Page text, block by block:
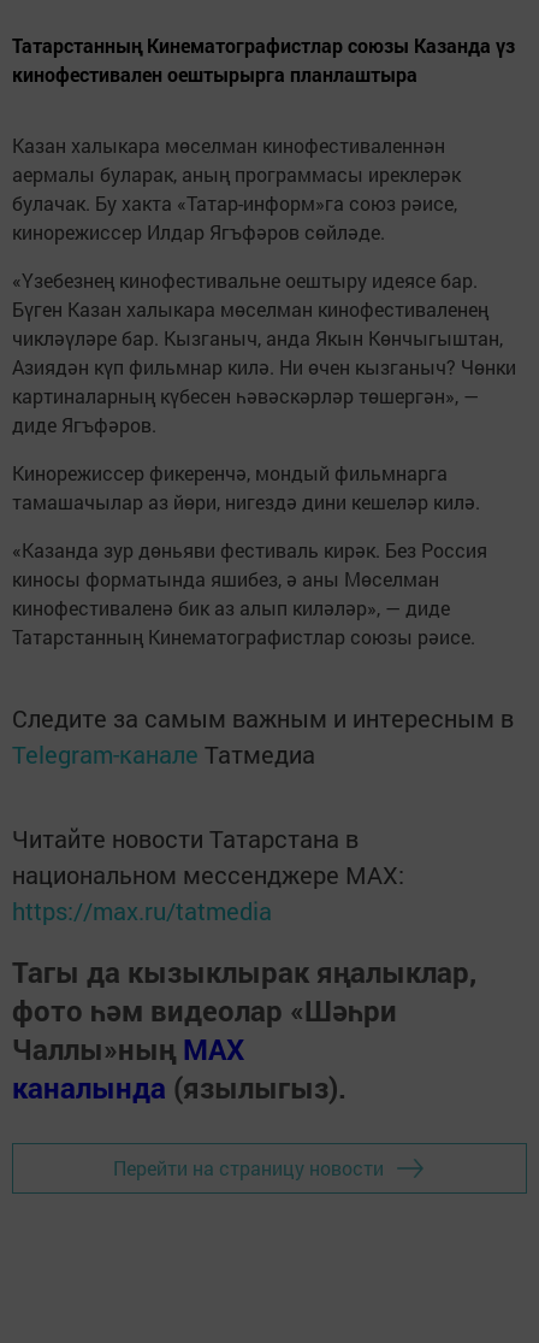
Татарстанның Кинематографистлар союзы Казанда үз
кинофестивален оештырырга планлаштыра
Казан халыкара мөселман кинофестиваленнән
аермалы буларак, аның программасы иреклерәк
булачак. Бу хакта «Татар-информ»га союз рәисе,
кинорежиссер Илдар Ягъфәров сөйләде.
«Үзебезнең кинофестивальне оештыру идеясе бар.
Бүген Казан халыкара мөселман кинофестиваленең
чикләүләре бар. Кызганыч, анда Якын Көнчыгыштан,
Азиядән күп фильмнар килә. Ни өчен кызганыч? Чөнки
картиналарның күбесен һәвәскәрләр төшергән», —
диде Ягъфәров.
Кинорежиссер фикеренчә, мондый фильмнарга
тамашачылар аз йөри, нигездә дини кешеләр килә.
«Казанда зур дөньяви фестиваль кирәк. Без Россия
киносы форматында яшибез, ә аны Мөселман
кинофестиваленә бик аз алып киләләр», — диде
Татарстанның Кинематографистлар союзы рәисе.
Следите за самым важным и интересным в
Telegram-канале Татмедиа
Читайте новости Татарстана в
национальном мессенджере MАХ:
https://max.ru/tatmedia
Тагы да кызыклырак яңалыклар,
фото һәм видеолар «Шәһри
Чаллы»ның MAX
каналында (язылыгыз).
Перейти на страницу новости